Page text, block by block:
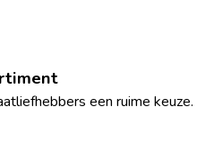
een ruime keuze.